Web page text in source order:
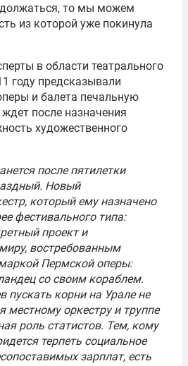
то мы можем
из которой уже покинула
в области театрального
году предсказывали
и балета печальную
после назначения
художественного
после пятилетки
Новый
который ему назначено
фестивального типа:
проект и
востребованным
Пермской оперы:
со своим кораблем.
пускать корни на Урале не
местному оркестру и труппе
роль статистов. Тем, кому
терпеть социальное
зарплат, есть